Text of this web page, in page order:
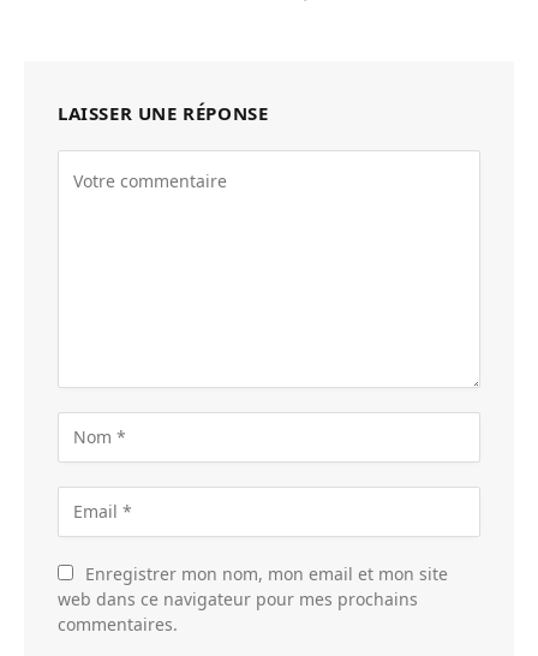
LAISSER UNE RÉPONSE
Enregistrer mon nom, mon email et mon site
web dans ce navigateur pour mes prochains
commentaires.